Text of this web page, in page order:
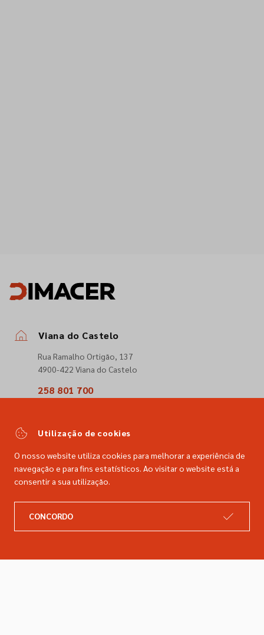
Viana do Castelo
Rua Ramalho Ortigão, 137
4900-422 Viana do Castelo
258 801 700
comercial@dimacer.com
Catálogo
Utilização de cookies
O nosso website utiliza cookies para melhorar a experiência de
navegação e para fins estatísticos. Ao visitar o website está a
consentir a sua utilização.
CONCORDO